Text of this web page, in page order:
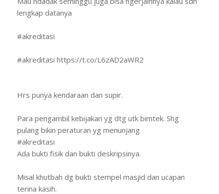
lengkap datanya
#akreditasi
#akreditasi https://t.co/L6zAD2aWR2
Hrs punya kendaraan dan supir.
Para pengambil kebijakan yg dtg utk bimtek. Shg
pulang bikin peraturan yg menunjang
#akreditasi
Ada bukti fisik dan bukti deskripsinya.
Misal khutbah dg bukti stempel masjid dan ucapan
terina kasih.